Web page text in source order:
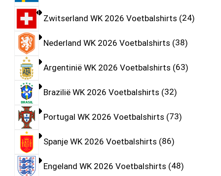
Zwitserland WK 2026 Voetbalshirts 24
Nederland WK 2026 Voetbalshirts 38
Argentinië WK 2026 Voetbalshirts 63
Brazilië WK 2026 Voetbalshirts 32
Portugal WK 2026 Voetbalshirts 73
Spanje WK 2026 Voetbalshirts 86
Engeland WK 2026 Voetbalshirts 48